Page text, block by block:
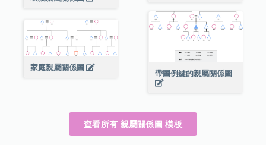
帶圖例鍵的親屬關係圖
家庭親屬關係圖
查看所有 親屬關係圖 模板